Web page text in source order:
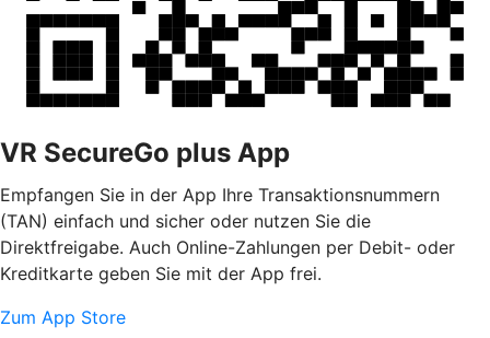
VR SecureGo plus App
Empfangen Sie in der App Ihre Transaktionsnummern
(TAN) einfach und sicher oder nutzen Sie die
Direktfreigabe. Auch Online-Zahlungen per Debit- oder
Kreditkarte geben Sie mit der App frei.
Zum App Store